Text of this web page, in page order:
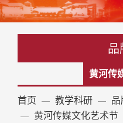
品
黄河传
首页
教学科研
黄河传媒文化艺术节